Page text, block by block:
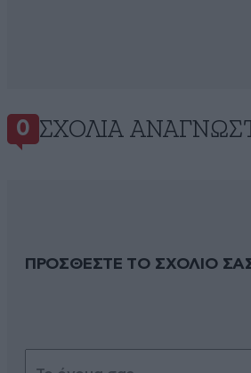
0 ΣΧΌΛΙΑ
ΠΡΟΣΘΕΣΤΕ ΤΟ ΣΧΟΛΙΟ